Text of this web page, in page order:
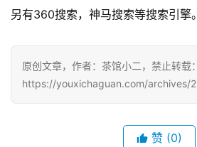
机
戏
单
另有360搜索，神马搜索等搜索引擎。
原创文章，作者：茶馆小二，禁止转载：
https://youxichaguan.com/archives/
赞 (0)